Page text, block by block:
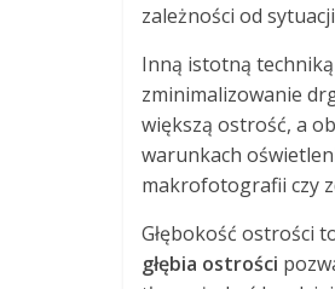
zależności od
Inną istotną
zminimalizowanie
większą ostrość, a
warunkach
makrofotografii czy
Głębokość ostrości
głębia ostrości